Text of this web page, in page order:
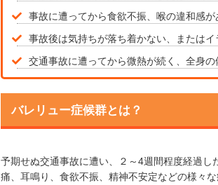
事故に遭ってから食欲不振、喉の違和感が
事故後は気持ちが落ち着かない、またはイ
交通事故に遭ってから微熱が続く、全身の
バレリュー症候群とは？
予期せぬ交通事故に遭い、２～4週間程度経過し
痛、耳鳴り、食欲不振、精神不安定などの様々